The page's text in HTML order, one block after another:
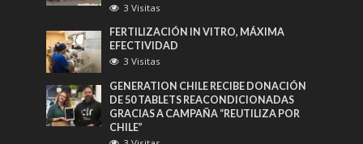
3 Visitas
FERTILIZACIÓN IN VITRO, MÁXIMA
EFECTIVIDAD
3 Visitas
GENERATION CHILE RECIBE DONACIÓN
DE 50 TABLETS REACONDICIONADAS
GRACIAS A CAMPAÑA “REUTILIZA POR
CHILE”